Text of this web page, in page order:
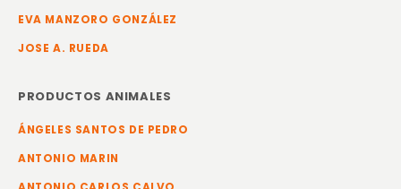
EVA MANZORO GONZÁLEZ
JOSE A. RUEDA
PRODUCTOS ANIMALES
ÁNGELES SANTOS DE PEDRO
ANTONIO MARIN